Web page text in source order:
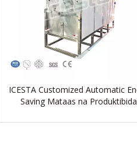
ICESTA Customized Automatic
Saving Mataas na
slurry ice machine